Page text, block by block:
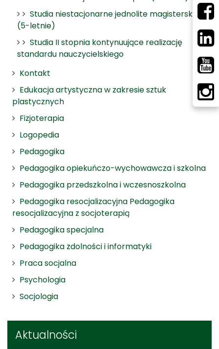
Studia niestacjonarne jednolite magisterskie
(5-letnie)
Studia II stopnia kontynuujące realizację
standardu nauczycielskiego
Kontakt
Edukacja artystyczna w zakresie sztuk
plastycznych
Fizjoterapia
Logopedia
Pedagogika
Pedagogika opiekuńczo-wychowawcza i szkolna
Pedagogika przedszkolna i wczesnoszkolna
Pedagogika resocjalizacyjna Pedagogika
resocjalizacyjna z socjoterapią
Pedagogika specjalna
Pedagogika zdolności i informatyki
Praca socjalna
Psychologia
Socjologia
Aktualności